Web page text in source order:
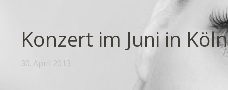
Konzert im Juni in Köln
30. April 2013